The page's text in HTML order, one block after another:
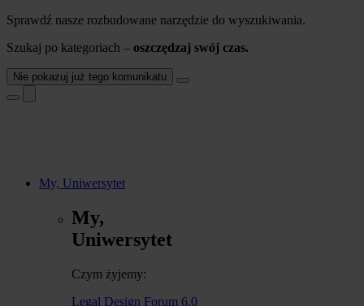
Sprawdź nasze rozbudowane narzędzie do wyszukiwania.
Szukaj po kategoriach – oszczędzaj swój czas.
Nie pokazuj już tego komunikatu
My, Uniwersytet
My,
Uniwersytet
Czym żyjemy:
Legal Design Forum 6.0